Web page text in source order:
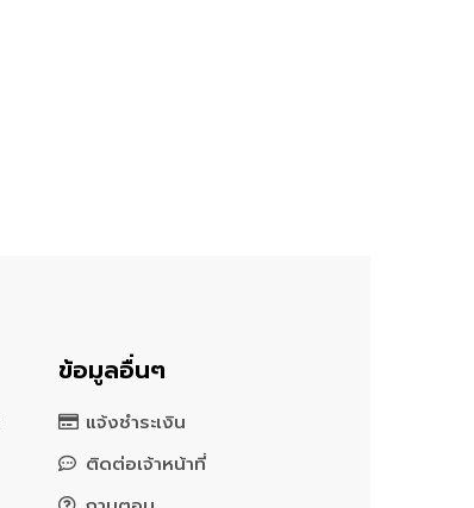
ข้อมูลอื่นๆ
แจ้งชำระเงิน
ติดต่อเจ้าหน้าที่